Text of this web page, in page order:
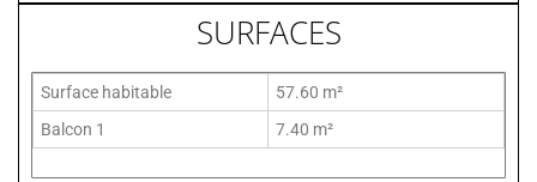
SURFACES
Surface habitable
57.60 m²
Balcon 1
7.40 m²